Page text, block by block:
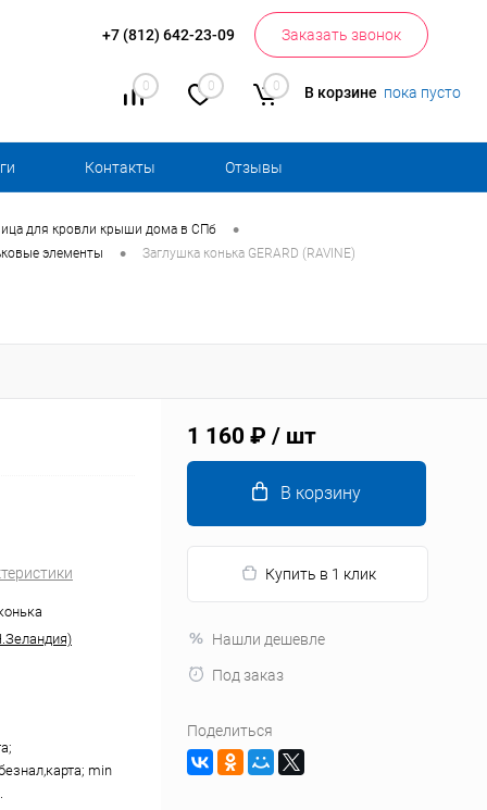
+7 (812) 642-23-09 Заказать звонок
0 0 0 В корзине пока пусто
Контакты Отзывы
для кровли крыши дома в СПб •
элементы • Заглушка конька GERARD (RAVINE)
min
1 160 ₽ / шт
В корзину
Купить в 1 клик
Нашли дешевле
Под заказ
Поделиться